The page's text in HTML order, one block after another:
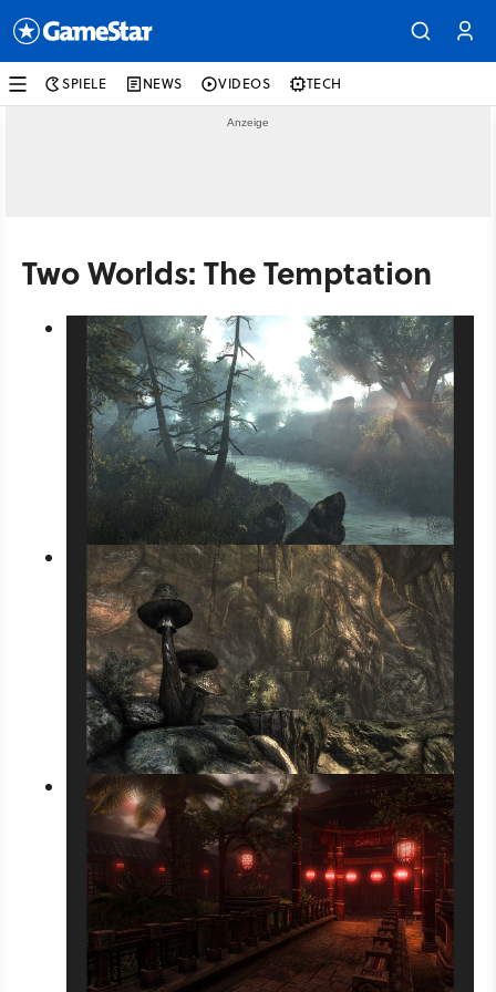
SPIELE NEWS VIDEOS TECH
Two Worlds: The Temptation